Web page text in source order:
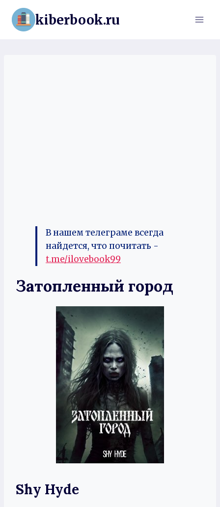
Перейти
содержимому
kiberbook.ru
В нашем телеграме всегда
найдется, что почитать -
t.me/ilovebook99
Затопленный город
Shy Hyde